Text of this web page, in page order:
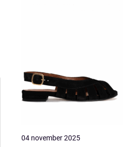
04 november 2025